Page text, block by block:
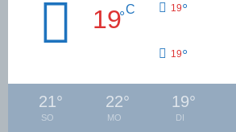
19°C 19°
19°
21°
SO
22°
MO
19°
DI